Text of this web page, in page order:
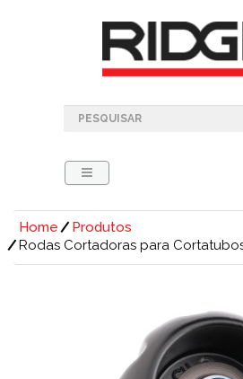
Home
Produtos
Rodas Cortadoras para